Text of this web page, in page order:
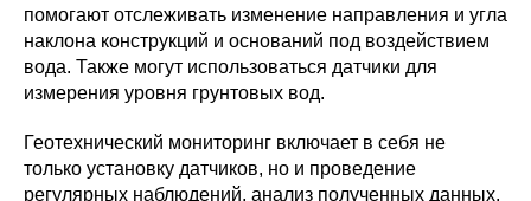
помогают отслеживать изменение направления и угла
наклона конструкций и оснований под воздействием
вода. Также могут использоваться датчики для
измерения уровня грунтовых вод.
Геотехнический мониторинг включает в себя не
только установку датчиков, но и проведение
регулярных наблюдений, анализ полученных данных,